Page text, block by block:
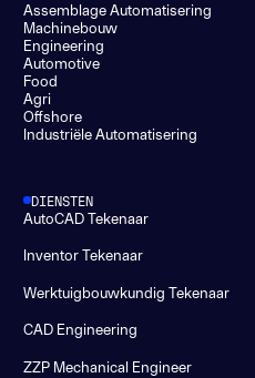
Assemblage Automatisering
Machinebouw
Engineering
Automotive
Food
Agri
Offshore
Industriële Automatisering
DIENSTEN
AutoCAD Tekenaar
Inventor Tekenaar
Werktuigbouwkundig Tekenaar
CAD Engineering
ZZP Mechanical Engineer